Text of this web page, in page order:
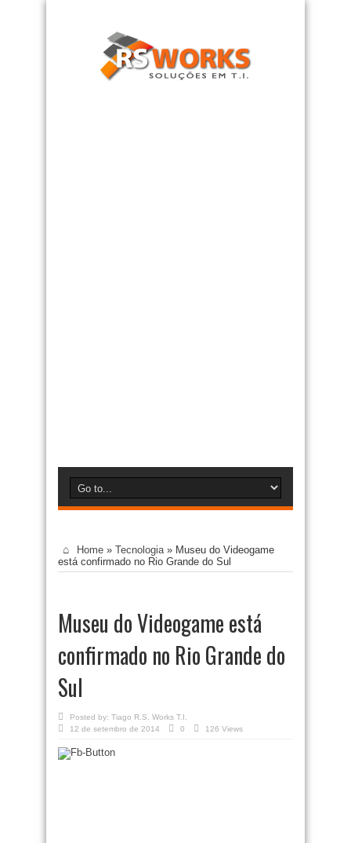
Home » Tecnologia » Museu do Videogame
está confirmado no Rio Grande do Sul
Museu do Videogame está
confirmado no Rio Grande do
Sul
Posted by: Tiago R.S. Works T.I.
12 de setembro de 2014
0 126 Views